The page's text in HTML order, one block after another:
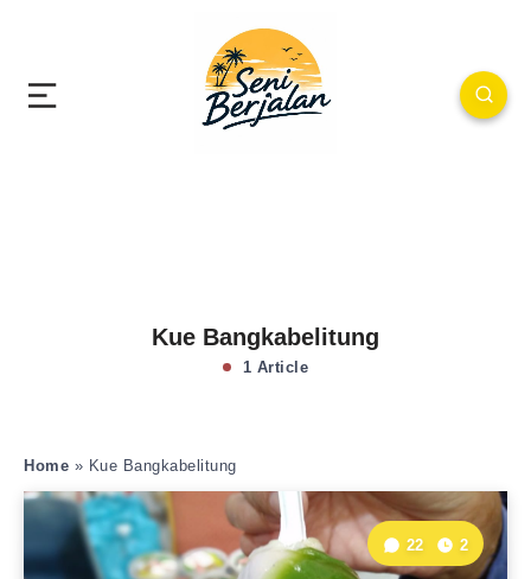
Kue Bangkabelitung
1 Article
Home » Kue Bangkabelitung
22 2